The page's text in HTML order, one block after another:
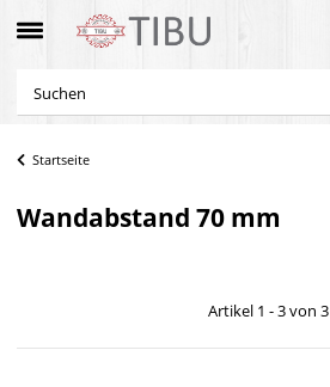
Startseite
Wandabstand 70 mm
Artikel 1 - 3 von 3